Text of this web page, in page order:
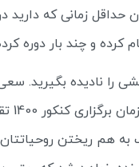
حداقل زمانی که دارید
کرده و چند بار دوره
را نادیده بگیرید.
کنکور 1400، موجب به